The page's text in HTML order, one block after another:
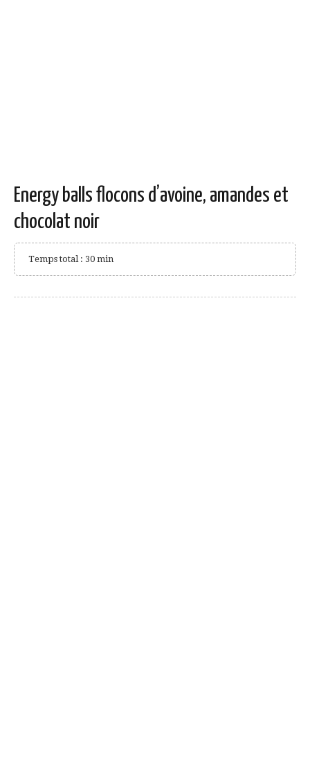
Energy balls flocons d’avoine, amandes et
chocolat noir
Temps total : 30 min